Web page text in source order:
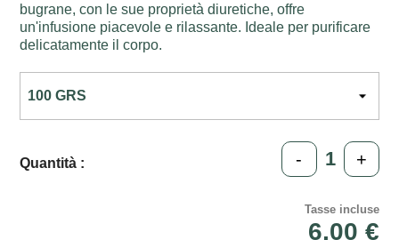
bugrane, con le sue proprietà diuretiche, offre
un'infusione piacevole e rilassante. Ideale per purificare
delicatamente il corpo.
Quantità : - +
Tasse incluse
6,00 €